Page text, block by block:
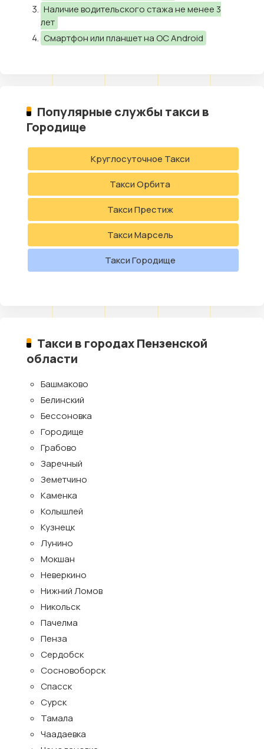
Наличие водительского стажа не менее 3
лет
Смартфон или планшет на ОС Android
Популярные службы такси в
Городище
Круглосуточное Такси
Такси Орбита
Такси Престиж
Такси Марсель
Такси Городище
Такси в городах Пензенской
области
Башмаково
Белинский
Бессоновка
Городище
Грабово
Заречный
Земетчино
Каменка
Колышлей
Кузнецк
Лунино
Мокшан
Неверкино
Нижний Ломов
Никольск
Пачелма
Пенза
Сердобск
Сосновоборск
Спасск
Сурск
Тамала
Чаадаевка